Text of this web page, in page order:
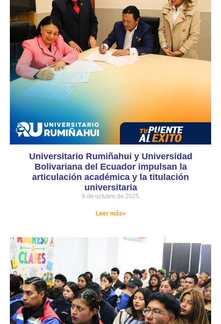
Universitario Rumiñahui y Universidad
Bolivariana del Ecuador impulsan la
articulación académica y la titulación
universitaria
8 de octubre de 2025
Leer más»